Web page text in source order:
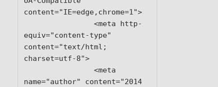
content="IE=edge,chrome=1">
equiv="content-type"
content="text/html;
charset=utf-8">
name="author" content="2014